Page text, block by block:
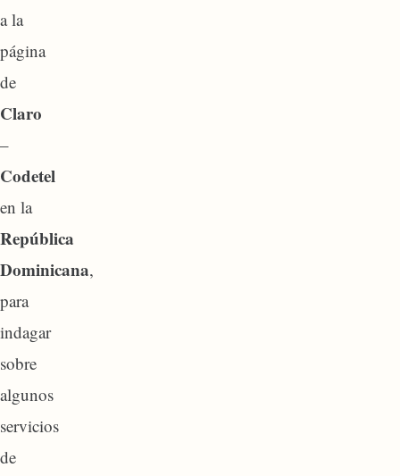
a la
página
de
Claro
–
Codetel
en la
República
Dominicana,
para
indagar
sobre
algunos
servicios
de